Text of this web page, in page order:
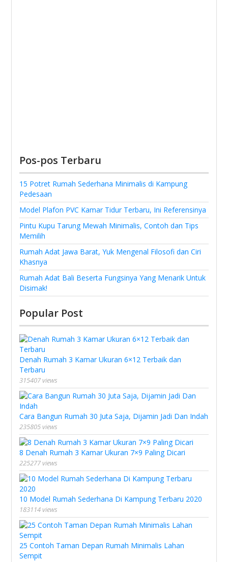
Pos-pos Terbaru
15 Potret Rumah Sederhana Minimalis di Kampung
Pedesaan
Model Plafon PVC Kamar Tidur Terbaru, Ini Referensinya
Pintu Kupu Tarung Mewah Minimalis, Contoh dan Tips
Memilih
Rumah Adat Jawa Barat, Yuk Mengenal Filosofi dan Ciri
Khasnya
Rumah Adat Bali Beserta Fungsinya Yang Menarik Untuk
Disimak!
Popular Post
Denah Rumah 3 Kamar Ukuran 6×12 Terbaik dan
Terbaru
315407 views
Cara Bangun Rumah 30 Juta Saja, Dijamin Jadi Dan Indah
235805 views
8 Denah Rumah 3 Kamar Ukuran 7×9 Paling Dicari
225277 views
10 Model Rumah Sederhana Di Kampung Terbaru 2020
183114 views
25 Contoh Taman Depan Rumah Minimalis Lahan
Sempit